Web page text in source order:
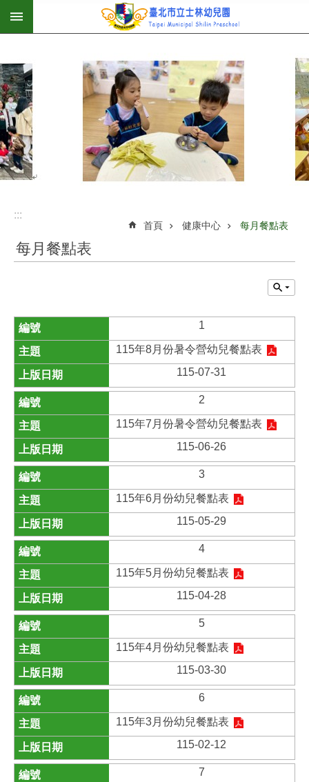
跳到主要內容區塊
:::
首頁 健康中心 每月餐點表
每月餐點表
1
115年8月份暑令營幼兒餐點表
115-07-31
2
115年7月份暑令營幼兒餐點表
115-06-26
3
115年6月份幼兒餐點表
115-05-29
4
115年5月份幼兒餐點表
115-04-28
5
115年4月份幼兒餐點表
115-03-30
6
115年3月份幼兒餐點表
115-02-12
7